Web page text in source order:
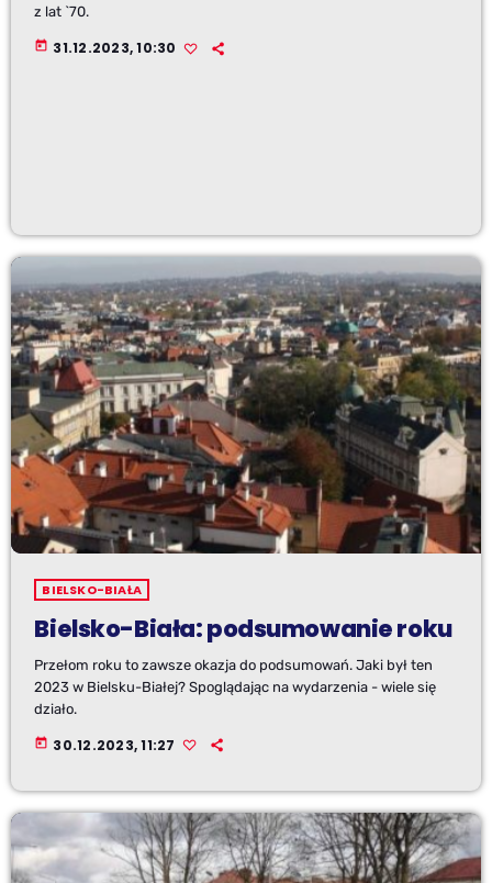
z lat `70.
today 31.12.2023, 10:30
BIELSKO-BIAŁA
Bielsko-Biała: podsumowanie roku
Przełom roku to zawsze okazja do podsumowań. Jaki był ten
2023 w Bielsku-Białej? Spoglądając na wydarzenia - wiele się
działo.
today 30.12.2023, 11:27